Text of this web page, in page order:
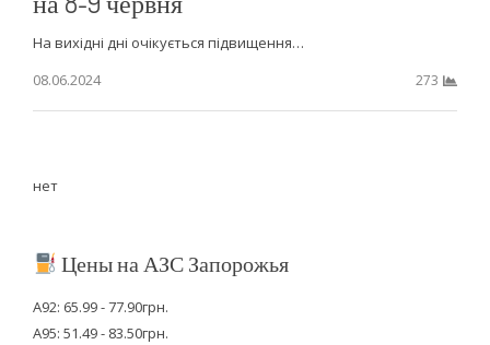
На вихідні дні очікується підвищення…
08.06.2024
273
нет
Цены на АЗС Запорожья
А92: 65.99 - 77.90грн.
А95: 51.49 - 83.50грн.